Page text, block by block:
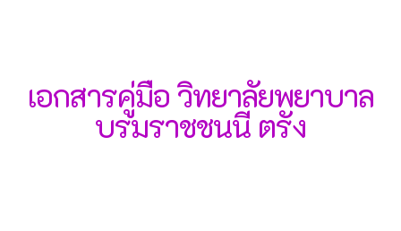
เอกสารคู่มือ วิทยาลัยพยาบาล
บรมราชชนนี ตรัง